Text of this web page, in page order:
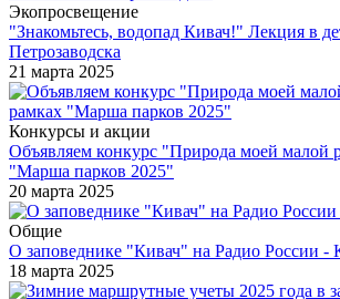
Экопросвещение
"Знакомьтесь, водопад Кивач!" Лекция в
Петрозаводска
21 марта 2025
Конкурсы и акции
Объявляем конкурс "Природа моей малой
"Марша парков 2025"
20 марта 2025
Общие
О заповеднике "Кивач" на Радио России -
18 марта 2025